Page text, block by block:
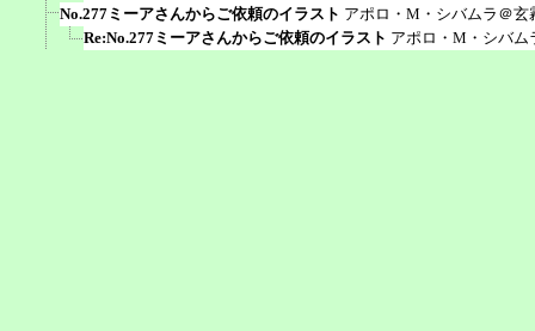
No.277ミーアさんからご依頼のイラスト アポロ・M・シバムラ＠玄
Re:No.277ミーアさんからご依頼のイラスト アポロ・M・シバム